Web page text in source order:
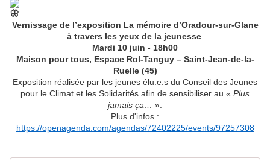
Vernissage de l’exposition La mémoire d’Oradour-sur-Glane
à travers les yeux de la jeunesse
Mardi 10 juin - 18h00
Maison pour tous, Espace Rol-Tanguy – Saint-Jean-de-la-
Ruelle (45)
Exposition réalisée par les jeunes élu.e.s du Conseil des Jeunes
pour le Climat et les Solidarités afin de sensibiliser au « Plus
jamais ça… ».
Plus d'infos :
https://openagenda.com/agendas/72402225/events/97257308